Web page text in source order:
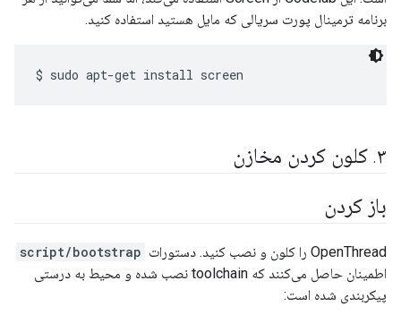
برنامه ترمینال پورت سریالی که مایل هستید استفاده کنید.
۳. کلون کردن مخازن
باز کردن
OpenThread را کلون و نصب کنید. دستورات
script/bootstrap
اطمینان حاصل می‌کنند که toolchain نصب شده و محیط به درستی
پیکربندی شده است: